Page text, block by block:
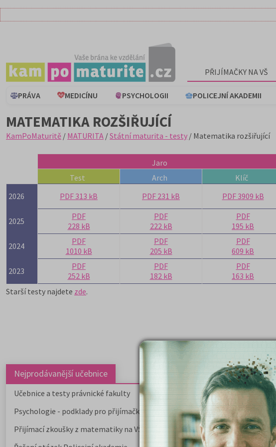
PŘIJÍMAČKY NA VŠ
PRÁVA MEDICÍNU PSYCHOLOGII POLICEJNÍ AKADEMII
MATEMATIKA ROZŠIŘUJÍCÍ
KamPoMaturitě / MATURITA /Státní maturita - testy / Matematika rozšiřující
Jaro
Test
Arch Klíč
2026
PDF 313 kB PDF 231 kB PDF 3909 kB
2025
PDF
228 kB
PDF
222 kB
PDF
195 kB
2024
PDF
1010 kB
PDF
205 kB
PDF
609 kB
2023
PDF
252 kB
PDF
182 kB
PDF
163 kB
Starší testy najdete zde.
Nejprodávanější učebnice
Učebnice a testy právnické fakulty
Psychologie - podklady pro přijímačky
Přijímací zkoušky z matematiky na VŠE Praha
Právnické
Lékařské